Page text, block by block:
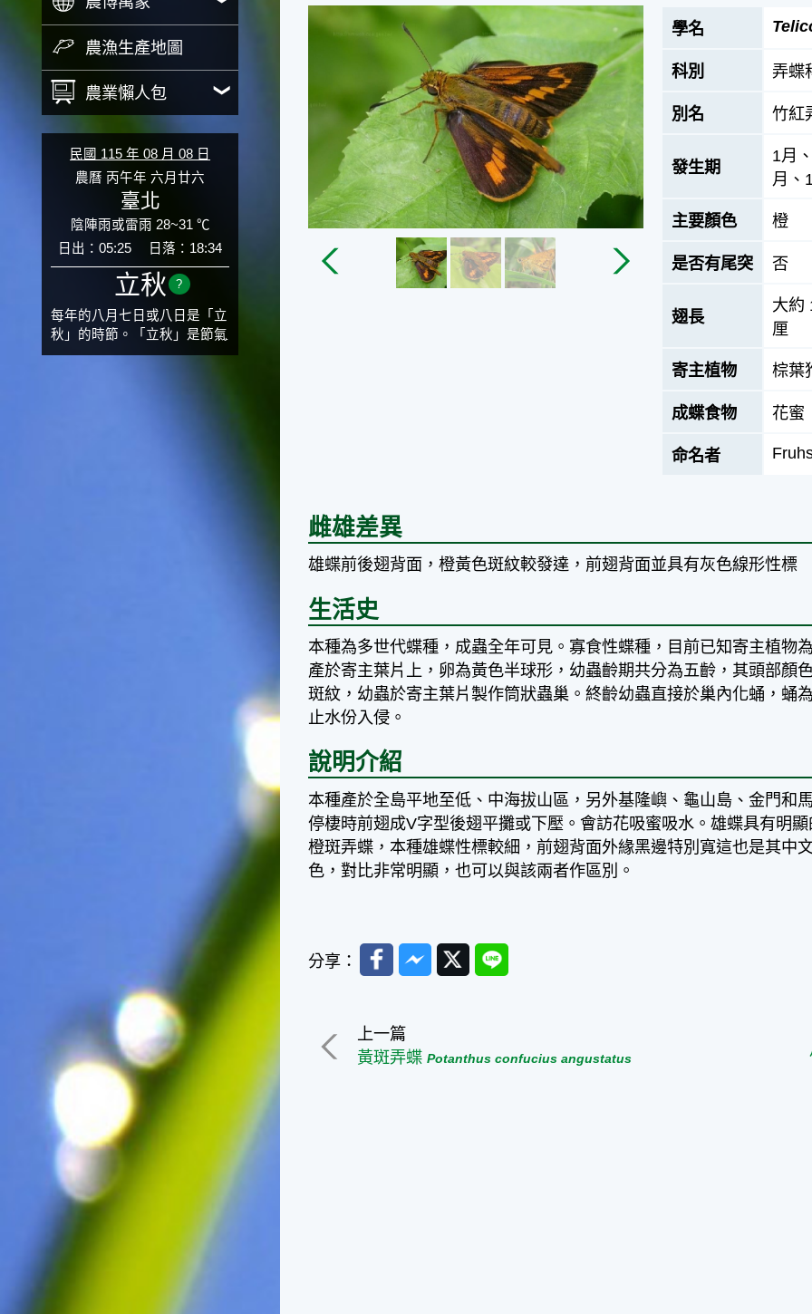
農漁生產地圖
農業懶人包
民國 115 年 08 月 08 日
農曆 丙午年 六月廿六
臺北
陰陣雨或雷雨 28~31 ℃
日出：05:25
日落：18:34
立秋 ?
每年的八月七日或八日是「立
秋」的時節。「立秋」是節氣
邁入秋涼的先聲，表示酷熱難
眼肉，子孫會做大官，而且龍
眼又稱為「福圓」，所以有句
俗諺是這麼說的：「食福圓生
子生孫中狀元」，可見龍眼在
民間流傳的說法中是種有「福
氣」的水果喔！◎節氣生活在
這個節氣裡，最重要的節日就
是八月八日的父親節了。或許
因為父親節不一定逢到星期日
的關係，父親節在感覺上似乎
沒有母親節來得熱絡。不過，
父親為家庭付出的辛苦與努力
可不亞於母親喔！小朋友應該
趁著一年一度的父親節，對爸
爸表達出心中的敬重與關愛，
相信平日辛勞的爸爸知道你的
心意後，一定會非常高興的。
◎節氣俗諺1.「雷打秋，年冬
高地半收，低地水漂流」這句
果打雷，對二期水稻的收成會
喔！2.「六月秋，快溜溜；七
學名
科別 弄蝶
別名 竹紅
發生期
1月
月、
主要顏色 橙
是否有尾突 否
翅長
大約
厘
寄主植物 棕葉
成蝶食物 花蜜
命名者
雌雄差異
雄蝶前後翅背面，橙黃色斑紋較發達，前翅背面並具有灰色線形性標
生活史
本種為多世代蝶種，成蟲全年可見。寡食性蝶種，目前已知寄主植物
產於寄主葉片上，卵為黃色半球形，幼蟲齡期共分為五齡，其頭部顏
斑紋，幼蟲於寄主葉片製作筒狀蟲巢。終齡幼蟲直接於巢內化蛹，蛹
止水份入侵。
說明介紹
本種產於全島平地至低、中海拔山區，另外基隆嶼、龜山島、金門和
停棲時前翅成V字型後翅平攤或下壓。會訪花吸蜜吸水。雄蝶具有明
橙斑弄蝶，本種雄蝶性標較細，前翅背面外緣黑邊特別寬這也是其中
色，對比非常明顯，也可以與該兩者作區別。
分享：
FacebookMessenger
TwitterLine
上一篇
黃斑弄蝶Potanthus confucius angustatus